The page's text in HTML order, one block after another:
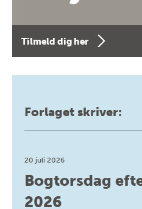
Tilmeld dig her
Forlaget skriver:
20 juli 2026
Bogtorsdag
2026